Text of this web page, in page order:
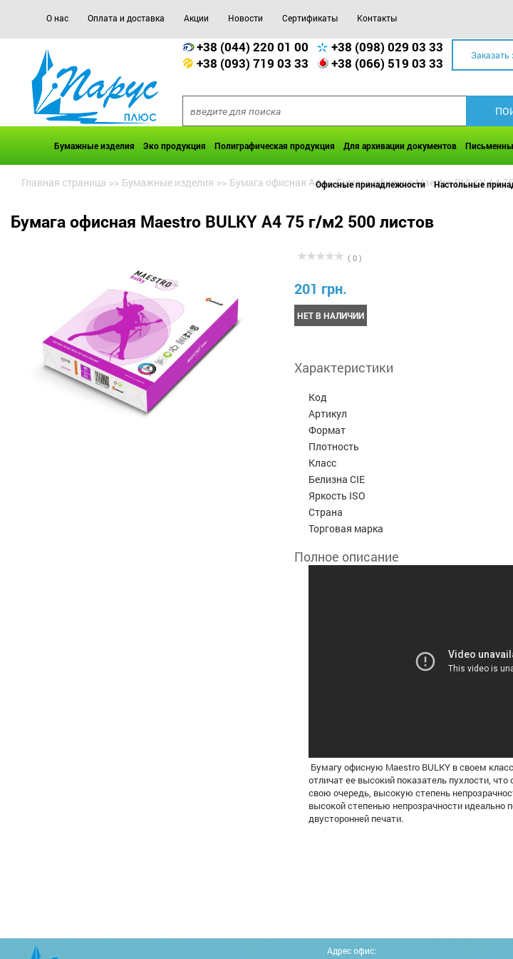
О нас Оплата и доставка Акции Новости Сертификаты Контакты
+38 (044) 220 01 00
+38 (098) 029 03 33
+38 (093) 719 03 33
+38 (066) 519 03 33 Заказать
Бумажные изделия Эко продукция Полиграфическая продукция Для архивации документов
Офисные принадлежности Настольные
Главная страница >> Бумажные изделия >> Бумага офисная А4 >> Бумага офисная Maestro BULKY А4
Бумага офисная Maestro BULKY А4 75 г/м2 500 листов
( 0 )
201 грн.
НЕТ В НАЛИЧИИ
Характеристики
Код
Артикул
Формат
Плотность
Класс
Белизна CIE
Яркость ISO
Страна
Торговая марка
Полное описание
Бумагу офисную Maestro BULKY в своем
отличат ее высокий показатель пухлости, что
свою очередь, высокую степень
высокой степенью непрозрачности идеально
двусторонней печати.
Адрес офис: